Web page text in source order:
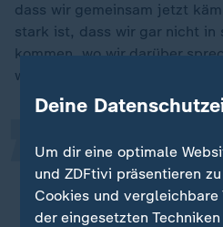
dass wir gemeinsam jetzt
stark ist, dass wir gar nicht in
kommen, wo wir darüber
wir die AfD von der Macht
Also uns geht es
Vertrauen der
„
Deine
Um dir eine optimale
und ZDFtivi präsentieren
Cookies und vergleichbare
der eingesetzten